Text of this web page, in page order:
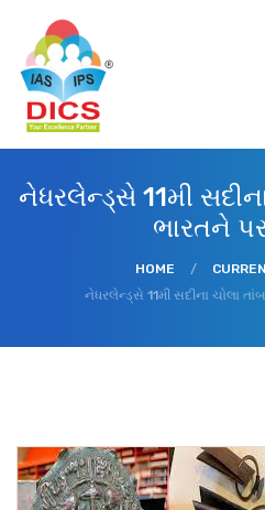
નેધરલેન્ડ્સે 11મી
ભારતને
HOME /
નેધરલેન્ડ્સે 11મી સદીના ચોલા